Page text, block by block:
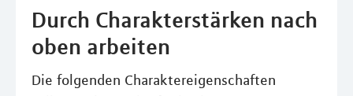
Durch Charakterstärken nach
oben arbeiten
Die folgenden Charaktereigenschaften